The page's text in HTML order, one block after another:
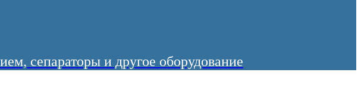
сепараторы и другое оборудование